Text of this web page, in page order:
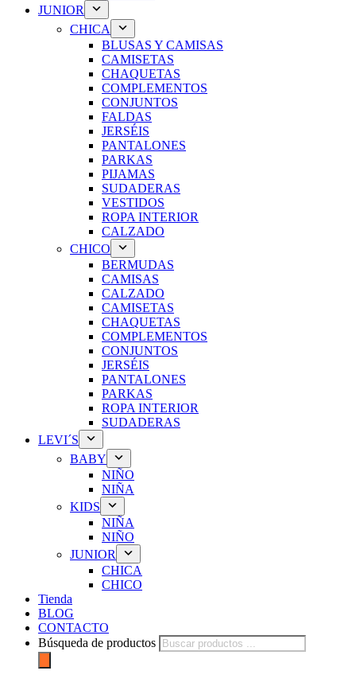
JUNIOR
CHICA
BLUSAS Y CAMISAS
CAMISETAS
CHAQUETAS
COMPLEMENTOS
CONJUNTOS
FALDAS
JERSÉIS
PANTALONES
PARKAS
PIJAMAS
SUDADERAS
VESTIDOS
ROPA INTERIOR
CALZADO
CHICO
BERMUDAS
CAMISAS
CALZADO
CAMISETAS
CHAQUETAS
COMPLEMENTOS
CONJUNTOS
JERSÉIS
PANTALONES
PARKAS
ROPA INTERIOR
SUDADERAS
LEVI´S
BABY
NIÑO
NIÑA
KIDS
NIÑA
NIÑO
JUNIOR
CHICA
CHICO
Tienda
BLOG
CONTACTO
Búsqueda de productos